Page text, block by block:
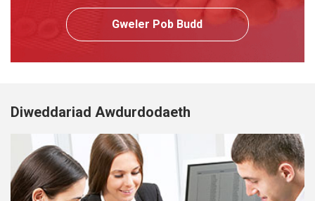
Gweler Pob Budd
Diweddariad Awdurdodaeth